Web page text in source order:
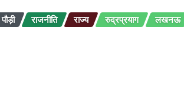
पौड़ी राजनीति राज्य रुद्रप्रयाग लखनऊ